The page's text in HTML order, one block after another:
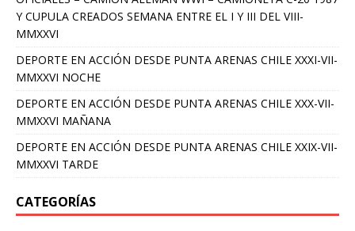
Y CUPULA CREADOS SEMANA ENTRE EL I Y III DEL VIII-
MMXXVI
DEPORTE EN ACCIÓN DESDE PUNTA ARENAS CHILE XXXI-VII-
MMXXVI NOCHE
DEPORTE EN ACCIÓN DESDE PUNTA ARENAS CHILE XXX-VII-
MMXXVI MAÑANA
DEPORTE EN ACCIÓN DESDE PUNTA ARENAS CHILE XXIX-VII-
MMXXVI TARDE
CATEGORÍAS